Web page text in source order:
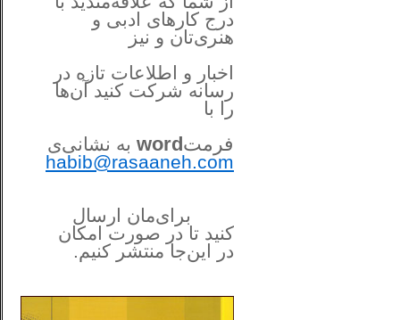
درج کارهای‌ ادبی و
هنری‌تان و نیز
اخبار و اطلاعات تازه در
رسانه شرکت کنید آن‌ها
را با
فرمتword به نشانی‌ی
habib@rasaaneh.com
برای‌مان ارسال
کنید تا در صورت امکان
در این‌جامنتشر کنیم.